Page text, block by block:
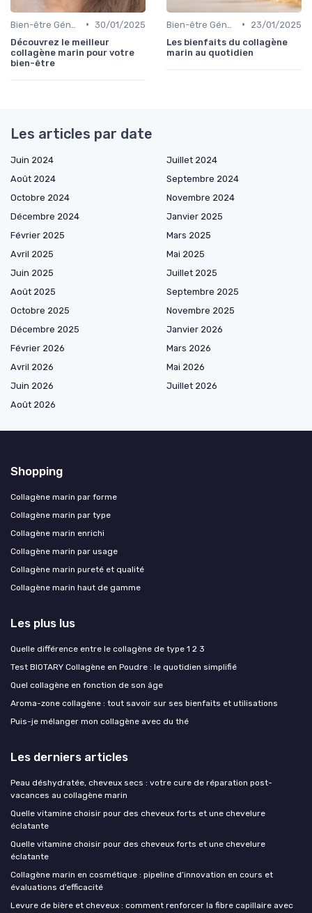
• 30/01/2025
Découvrez le meilleur
collagène marin pour votre
bien-être
•
23/01/2025
Les bienfaits du collagène
marin au quotidien
Les articles par date
Juin 2024
Juillet 2024
Août 2024
Septembre 2024
Octobre 2024
Novembre 2024
Décembre 2024
Janvier 2025
Février 2025
Mars 2025
Avril 2025
Mai 2025
Juin 2025
Juillet 2025
Août 2025
Septembre 2025
Octobre 2025
Novembre 2025
Décembre 2025
Janvier 2026
Février 2026
Mars 2026
Avril 2026
Mai 2026
Juin 2026
Juillet 2026
Août 2026
Shopping
Collagène marin par forme
Collagène marin par type
Collagène marin enrichi
Collagène marin par usage
Collagène marin pureté et qualité
Collagène marin haut de gamme
Les plus lus
Quelle différence entre le collagène de type 1 2 3
Test BIOTARY Collagène en Poudre : le quotidien simplifié
Quel collagène en fonction de son âge
Aroma-zone collagène : tout savoir sur ses bienfaits et utilisations
Puis-je mélanger mon collagène avec du thé
Les derniers articles
Peau déshydratée, cheveux secs : votre cure de réparation post-
vacances au collagène marin
Quelle vitamine choisir pour des cheveux forts et une chevelure
éclatante
Quelle vitamine choisir pour des cheveux forts et une chevelure
éclatante
Collagène marin en cosmétique : pipeline d’innovation en cours et
évaluations d’efficacité
Levure de bière et cheveux : comment renforcer la fibre capillaire avec